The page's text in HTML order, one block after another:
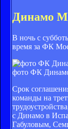
Динамо М
В ночь с
время за ФК
фото ФК
Срок
команды на
с Динамо в
Габуловым,